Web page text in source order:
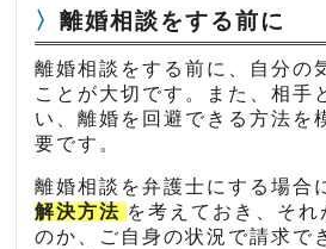
離婚相談をする前に
離婚相談をする前に、自分の
ことが大切です。また、相手
い、離婚を回避できる方法を
要です。
離婚相談を弁護士にする場合
解決方法 を考えておき、そ
のか、ご自身の状況で請求で